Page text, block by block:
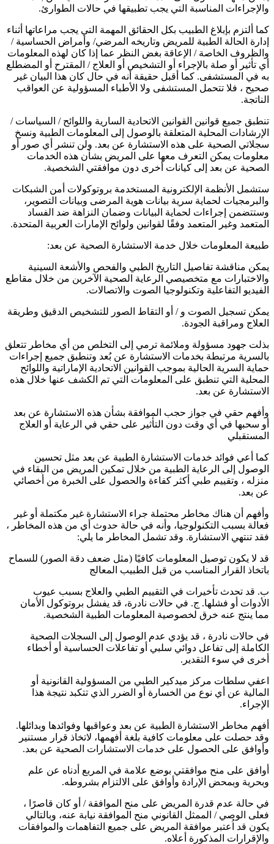
والإجراءات المناسبة التي يجب تطبيقها في حالات الطوارئ.
كما ألتزم بإبلاغ الطبيب بكل الحقائق المهمة التي يجب مراعاتها أثناء
إدارة الحالة الطبية للمريض وتاريخه المرضي/ وأمراض الحساسية /
والظروف الخاصة / الإعاقة بغض النظر عما إذا كان لهذه المعلومات
أي تأثير أو صلة بالإجراء أو التشخيص أو العلاج / المقترح أو المضطلع
به في المستشفى. كما أقبل حقيقة أنه في حال كان هذا البيان غير
صحيح ، فلا تتحمل المستشفى ولا الأطباء المسؤولية عن العواقب
الناتجة.
تنطبق جميع قوانين القوانين الاتحادية السارية واللوائح / السياسات /
الإرشادات المحلية المتعلقة بالوصول إلى المعلومات الطبية ونسخ
سجلاتي الصحية على هذه الاستشارة عن بعد. ولن تنشر أي صور أو
معلومات يمكن التعرف معها على المريض بشأن هذه الخدمات
الصحية عن بعد إلى كيانات أخرى دون موافقتي الشخصية.
ستشمل الأنظمة الإلكترونية المستخدمة بروتوكولات أمن الشبكات
والبرمجيات لحماية سرية بيانات هوية المرضى وبيانات التصوير،
وستتضمن إجراءات لحماية البيانات وضمان النزاهة ضد الفساد
المتعمد وغير المتعمد وفقًا لقوانين ولوائح الإمارات العربية المتحدة.
طبيعة المعلومات خلال خدمة الاستشارة الصحية عن بعد:
يمكن مناقشة تفاصيل التاريخ الطبي والفحص والأشعة السينية
والاختبارات مع متخصيصي الرعاية الصحية الآخرين من خلال مقاطع
الفيديو التفاعلية وتكنولوجيا الصوت والاتصالات.
يمكن تسجيل الصوت و / أو التقاط الصور للتشخيص الدقيق وطريقة
العلاج ومراقبة الجودة.
بذلت جهود مسؤولة وملائمة ترمي إلى التخلص من أي مخاطر تتعلق
بالسرية مرتبطة بخدمات الاستشارة عن بُعد وتنطبق جميع إجراءات
حماية السرية الحالية بموجب القوانين الاتحادية الإماراتية واللوائح
المحلية التي تنطبق على المعلومات التي تم الكشف عنها خلال هذه
الاستشارة عن بعد.
وأفهم حقي في جواز حجب الموافقة بشأن هذه الاستشارة عن بعد
أو سحبها في أي وقت دون التأثير على حقي في الرعاية أو العلاج
المستقبلي
كما أعي فوائد خدمات الاستشارة الطبية عن بعد مثل تحسين
الوصول إلى الرعاية الطبية من خلال تمكين المريض من البقاء في
منزله ، وتقييم طبي أكثر كفاءة والحصول على الخبرة من أخصائي
عن بعد.
وأفهم أن هناك مخاطر محتملة جراء الاستشارة غير مكتملة أو غير
فعالة بسبب التكنولوجيا، وأنه في حالة حدوث أي من هذه المخاطر ،
فقد تنتهي الاستشارة. وقد تشمل المخاطر ما يلي:
قد لا يكون توصيل المعلومات كافيًا (مثل ضعف دقة الصور) للسماح
باتخاذ القرار المناسب من قبل الطبيب المعالج
ب. قد تحدث تأخيرات في التقييم الطبي والعلاج بسبب عيوب
الأدوات أو فشلها. ج. في حالات نادرة، قد يفشل بروتوكول الأمان
مما ينتج عنه خرق لخصوصية المعلومات الطبية الشخصية.
في حالات نادرة ، قد يؤدي عدم الوصول إلى السجلات الصحية
الكاملة إلى تفاعل دوائي سلبي أو تفاعلات الحساسية أو أخطاء
أخرى في سوء التقدير.
اعفي سلطات مركز ميدكير الطبي من المسؤولية القانونية أو
المالية عن أي نوع من الخسارة أو الضرر الذي تتكبد نتيجة هذا
الإجراء.
أفهم مخاطر الاستشارة الطبية عن بعد وعواقبها وفوائدها وبدائلها.
وقد حصلت على معلومات كافية بلغة أفهمها، لاتخاذ قرار مستنير
وأوافق على الحصول على خدمات الاستشارات الصحية عن بعد.
أوافق على منح موافقتي بوضع علامة في المربع أدناه عن علم
وبحرية وبمحض الإرادة وأوافق على الالتزام بشروطه.
في حالة عدم قدرة المريض على منح الموافقة / أو كان قاصرًا ،
فعلى الوصي / الممثل القانوني منح الموافقة نيابة عنه، وبالتالي
يكون قد اُعتبر موافقة المريض على جميع التفاهمات والموافقات
والإقرارات المذكورة أعلاه.